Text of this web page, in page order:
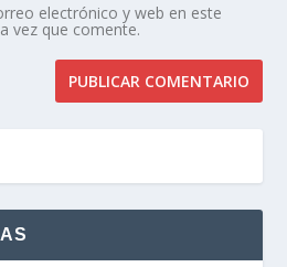
electrónico y web en este
vez que comente.